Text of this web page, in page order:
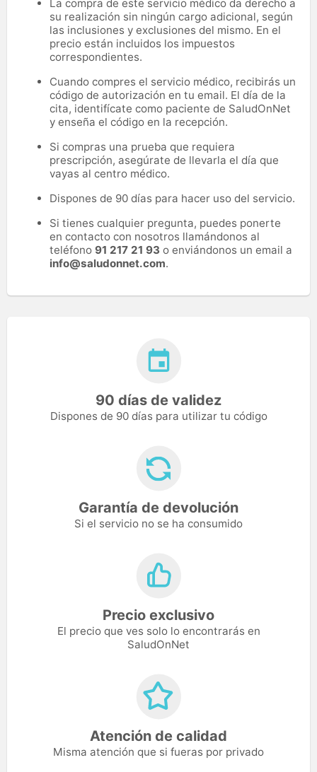
La compra de este servicio médico da derecho a
su realización sin ningún cargo adicional, según
las inclusiones y exclusiones del mismo. En el
precio están incluidos los impuestos
correspondientes.
Cuando compres el servicio médico, recibirás un
código de autorización en tu email. El día de la
cita, identifícate como paciente de SaludOnNet
y enseña el código en la recepción.
Si compras una prueba que requiera
prescripción, asegúrate de llevarla el día que
vayas al centro médico.
Dispones de 90 días para hacer uso del servicio.
Si tienes cualquier pregunta, puedes ponerte
en contacto con nosotros llamándonos al
teléfono 91 217 21 93 o enviándonos un email a
info@saludonnet.com.
90 días de validez
Dispones de 90 días para utilizar tu código
Garantía de devolución
Si el servicio no se ha consumido
Precio exclusivo
El precio que ves solo lo encontrarás en
SaludOnNet
Atención de calidad
Misma atención que si fueras por privado